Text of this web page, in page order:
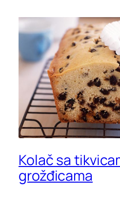
Kolač sa
grožđicama